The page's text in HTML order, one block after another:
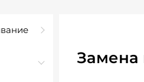
Замена